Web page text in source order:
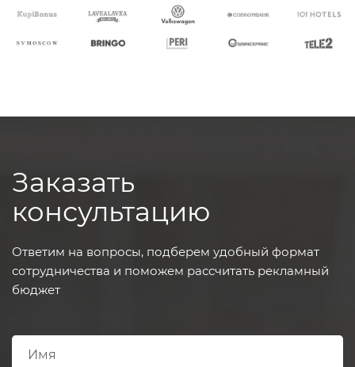
Заказать
консультацию
Ответим на вопросы, подберем удобный формат
сотрудничества и поможем рассчитать рекламный
бюджет